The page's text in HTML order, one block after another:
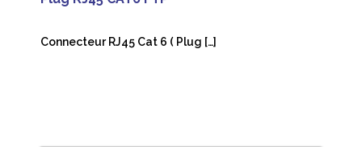
Connecteur RJ45 Cat 6 ( Plug […]